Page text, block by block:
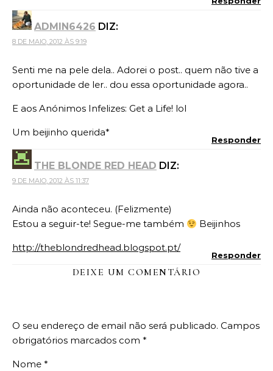
ADMIN6426 DIZ:
8 DE MAIO, 2012 ÀS 9:19
Senti me na pele dela.. Adorei o post.. quem não tive a
oportunidade de ler.. dou essa oportunidade agora..
E aos Anónimos Infelizes: Get a Life! lol
Um beijinho querida*
Responder
THE BLONDE RED HEAD DIZ:
9 DE MAIO, 2012 ÀS 11:37
Ainda não aconteceu. (Felizmente)
Estou a seguir-te! Segue-me também
Beijinhos
http://theblondredhead.blogspot.pt/
Responder
DEIXE UM COMENTÁRIO
O seu endereço de email não será publicado. Campos
obrigatórios marcados com *
Nome *